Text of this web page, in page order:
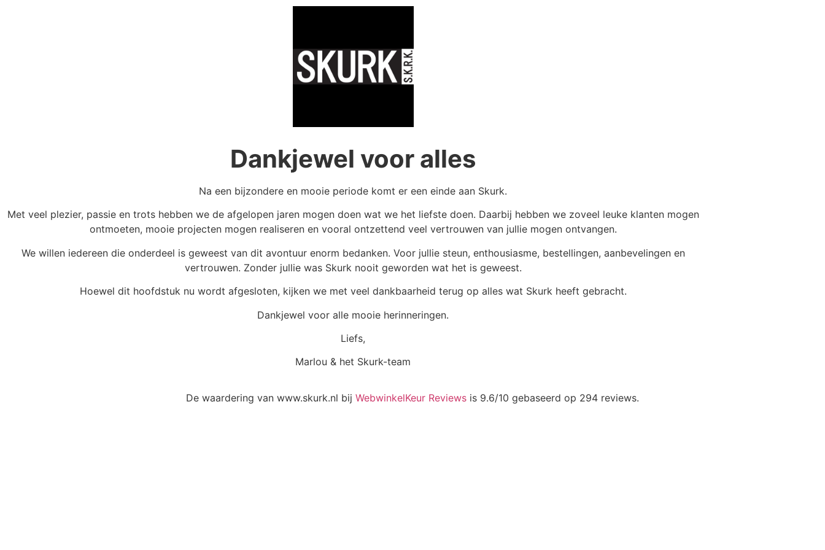
Dankjewel voor alles
Na een bijzondere en mooie periode komt er een einde aan Skurk.
Met veel plezier, passie en trots hebben we de afgelopen jaren mogen doen wat we het liefste doen. Daarbij hebben we zoveel leuke klanten mogen
ontmoeten, mooie projecten mogen realiseren en vooral ontzettend veel vertrouwen van jullie mogen ontvangen.
We willen iedereen die onderdeel is geweest van dit avontuur enorm bedanken. Voor jullie steun, enthousiasme, bestellingen, aanbevelingen en
vertrouwen. Zonder jullie was Skurk nooit geworden wat het is geweest.
Hoewel dit hoofdstuk nu wordt afgesloten, kijken we met veel dankbaarheid terug op alles wat Skurk heeft gebracht.
Dankjewel voor alle mooie herinneringen.
Liefs,
Marlou & het Skurk-team
De waardering van www.skurk.nl bij WebwinkelKeur Reviews is 9.6/10 gebaseerd op 294 reviews.